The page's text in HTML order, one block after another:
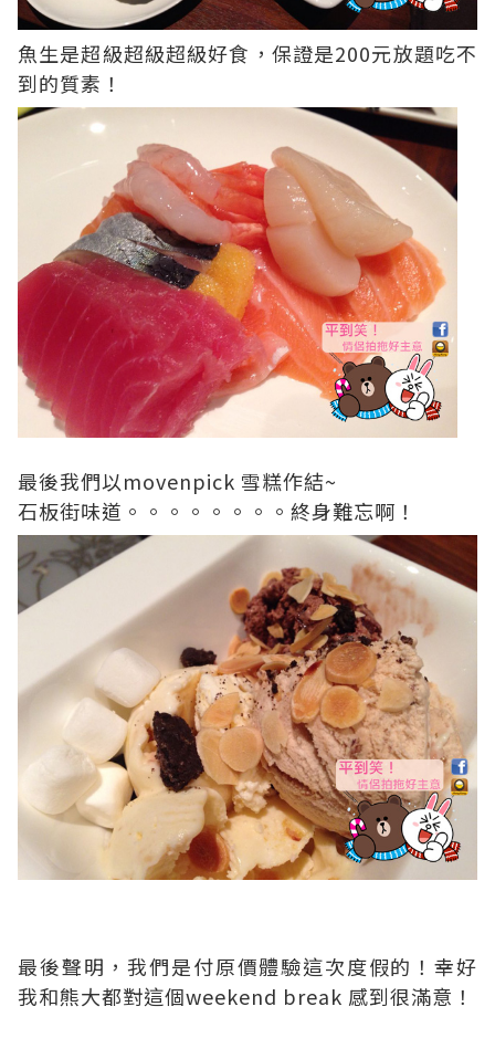
魚生是超級超級超級好食，保證是200元放題吃不
到的質素！
最後我們以movenpick 雪糕作結~
石板街味道。。。。。。。。終身難忘啊！
最後聲明，我們是付原價體驗這次度假的！幸好
我和熊大都對這個weekend break 感到很滿意！